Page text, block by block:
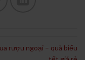
rượu ngoại – quà biếu